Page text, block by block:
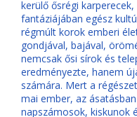
kerülő ősrégi
fantáziájában egész
régmúlt korok emberi
gondjával, bajával,
nemcsak ősi sírok és
eredményezte, hanem
számára. Mert a
mai ember, az
napszámosok, kiskunok